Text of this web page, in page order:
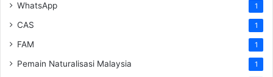
WhatsApp 1
CAS 1
FAM 1
Pemain Naturalisasi Malaysia 1